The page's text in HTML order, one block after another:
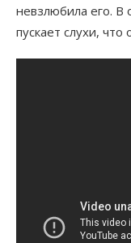
невзлюбила его. В
пускает слухи,